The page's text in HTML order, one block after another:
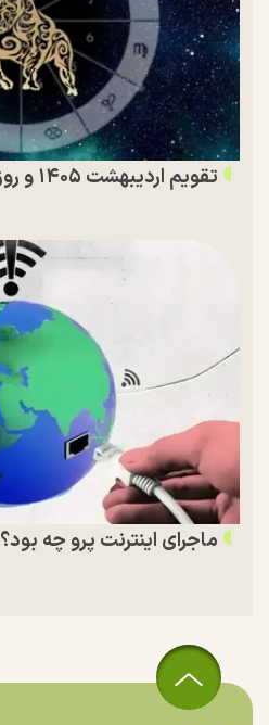
تقویم اردیبهشت ۱۴۰۵ و روز‌های تعطیل این ماه
ماجرای اینترنت پرو چه بود؟